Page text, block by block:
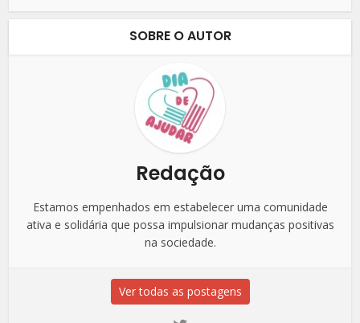
SOBRE O AUTOR
Redação
Estamos empenhados em estabelecer uma comunidade
ativa e solidária que possa impulsionar mudanças positivas
na sociedade.
Ver todas as postagens